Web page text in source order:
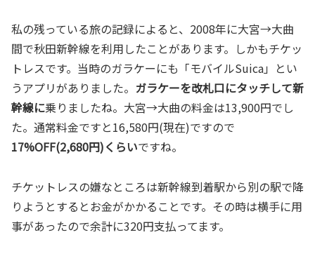
私の残っている旅の記録によると、2008年に大宮→大曲
間で秋田新幹線を利用したことがあります。しかもチケッ
トレスです。当時のガラケーにも「モバイルSuica」とい
うアプリがありました。 ガラケーを改札口にタッチして新
幹線に乗りましたね。大宮→大曲の料金は13,900円でし
た。通常料金ですと16,580円(現在)ですので
17%OFF(2,680円)くらいですね。
チケットレスの嫌なところは新幹線到着駅から別の駅で降
りようとするとお金がかかることです。その時は横手に用
事があったので余計に320円支払ってます。